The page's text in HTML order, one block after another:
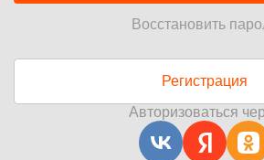
Восстановить
Регистрация
Авторизоваться